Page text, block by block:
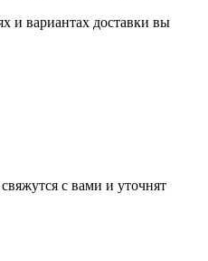
и вариантах доставки вы
с вами и уточнят